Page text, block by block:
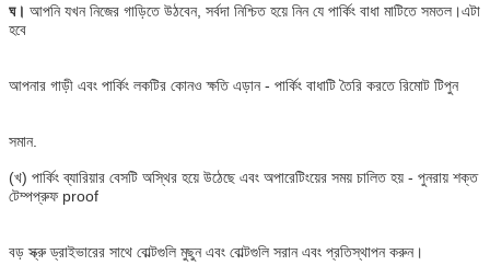
ঘ। আপনি যখন নিজের গাড়িতে উঠবেন, সর্বদা নিশ্চিত হয়ে নিন যে পার্কিং বাধা মাটিতে সমতল।এটা
হবে
আপনার গাড়ী এবং পার্কিং লকটির কোনও ক্ষতি এড়ান - পার্কিং বাধাটি তৈরি করতে রিমোট টিপুন
সমান.
(খ) পার্কিং ব্যারিয়ার বেসটি অস্থির হয়ে উঠেছে এবং অপারেটিংয়ের সময় চালিত হয় - পুনরায় শক্ত
টেম্পপ্রুফ proof
বড় স্ক্রু ড্রাইভারের সাথে বোল্টগুলি মুছুন এবং বোল্টগুলি সরান এবং প্রতিস্থাপন করুন।